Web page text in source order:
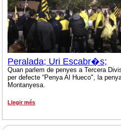
Peralada; Uri Escabr�s;
Quan parlem de penyes a Tercera
per defecte “Penya Al Hueco", la
Montanyesa.
Llegir més